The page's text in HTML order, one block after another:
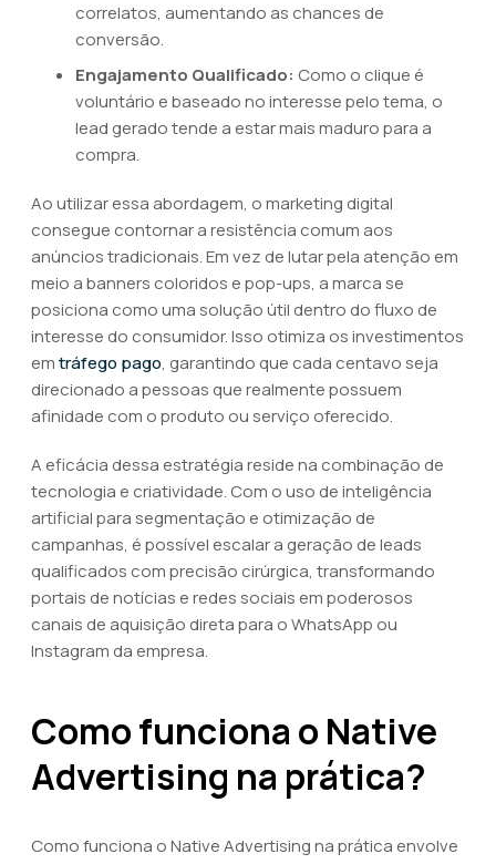
correlatos, aumentando as chances de
conversão.
Engajamento Qualificado: Como o clique é
voluntário e baseado no interesse pelo tema, o
lead gerado tende a estar mais maduro para a
compra.
Ao utilizar essa abordagem, o marketing digital
consegue contornar a resistência comum aos
anúncios tradicionais. Em vez de lutar pela atenção em
meio a banners coloridos e pop-ups, a marca se
posiciona como uma solução útil dentro do fluxo de
interesse do consumidor. Isso otimiza os investimentos
emtráfego pago, garantindo que cada centavo seja
direcionado a pessoas que realmente possuem
afinidade com o produto ou serviço oferecido.
A eficácia dessa estratégia reside na combinação de
tecnologia e criatividade. Com o uso de inteligência
artificial para segmentação e otimização de
campanhas, é possível escalar a geração de leads
qualificados com precisão cirúrgica, transformando
portais de notícias e redes sociais em poderosos
canais de aquisição direta para o WhatsApp ou
Instagram da empresa.
Como funciona o Native
Advertising na prática?
Como funciona o Native Advertising na prática envolve